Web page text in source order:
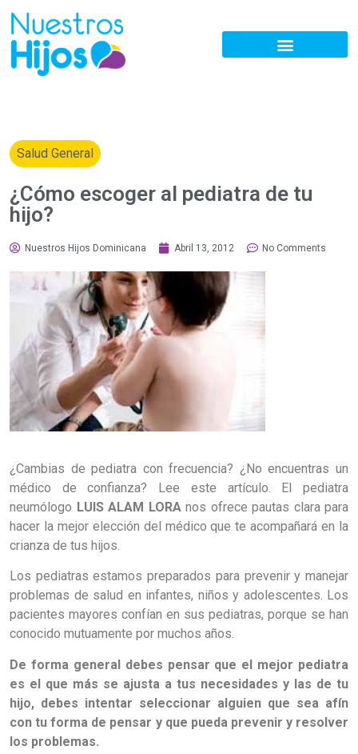
Salud General
¿Cómo escoger al pediatra de tu
hijo?
Nuestros Hijos Dominicana Abril 13, 2012 No Comments
¿Cambias de pediatra con frecuencia? ¿No encuentras un
médico de confianza? Lee este artículo. El pediatra
neumólogo LUIS ALAM LORAnos ofrece pautas clara para
hacer la mejor elección del médico que te acompañará en la
crianza de tus hijos.
Los pediatras estamos preparados para prevenir y manejar
problemas de salud en infantes, niños y adolescentes. Los
pacientes mayores confían en sus pediatras, porque se han
conocido mutuamente por muchos años.
De forma general debes pensar que el mejor pediatra
es el que más se ajusta a tus necesidades y las de tu
hijo, debes intentar seleccionar alguien que sea afín
con tu forma de pensar y que pueda prevenir y resolver
los problemas.